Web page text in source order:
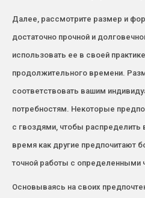
Далее, рассмотрите размер и
достаточно прочной и
использовать ее в своей
продолжительного времени.
соответствовать вашим
потребностям. Некоторые
с гвоздями, чтобы распределить
время как другие предпочитают
точной работы с определенными
Основываясь на своих